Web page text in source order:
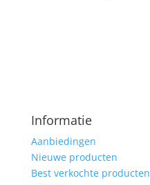
Informatie
Aanbiedingen
Nieuwe producten
Best verkochte producten